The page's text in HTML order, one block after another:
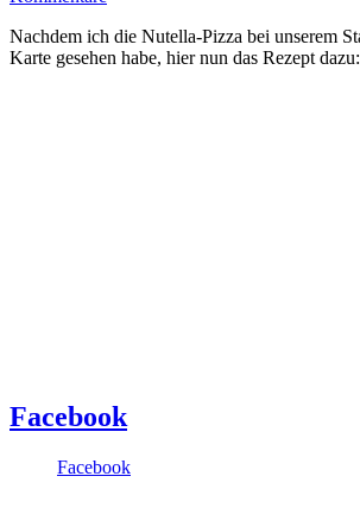
Nachdem ich die Nutella-Pizza bei unserem Stamm-Italiener auf der
Karte gesehen habe, hier nun das Rezept dazu:
Facebook
Facebook